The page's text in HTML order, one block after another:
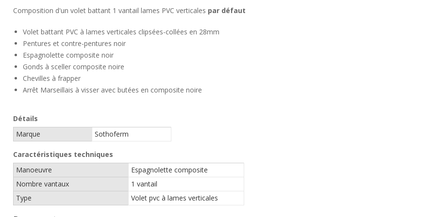
Composition d'un volet battant 1 vantail lames PVC verticales par défaut
Volet battant PVC à lames verticales clipsées-collées en 28mm
Pentures et contre-pentures noir
Espagnolette composite noir
Gonds à sceller composite noire
Chevilles à frapper
Arrêt Marseillais à visser avec butées en composite noire
Détails
Marque
Sothoferm
Caractéristiques techniques
Manoeuvre
Espagnolette composite
Nombre vantaux
1 vantail
Type
Volet pvc à lames verticales